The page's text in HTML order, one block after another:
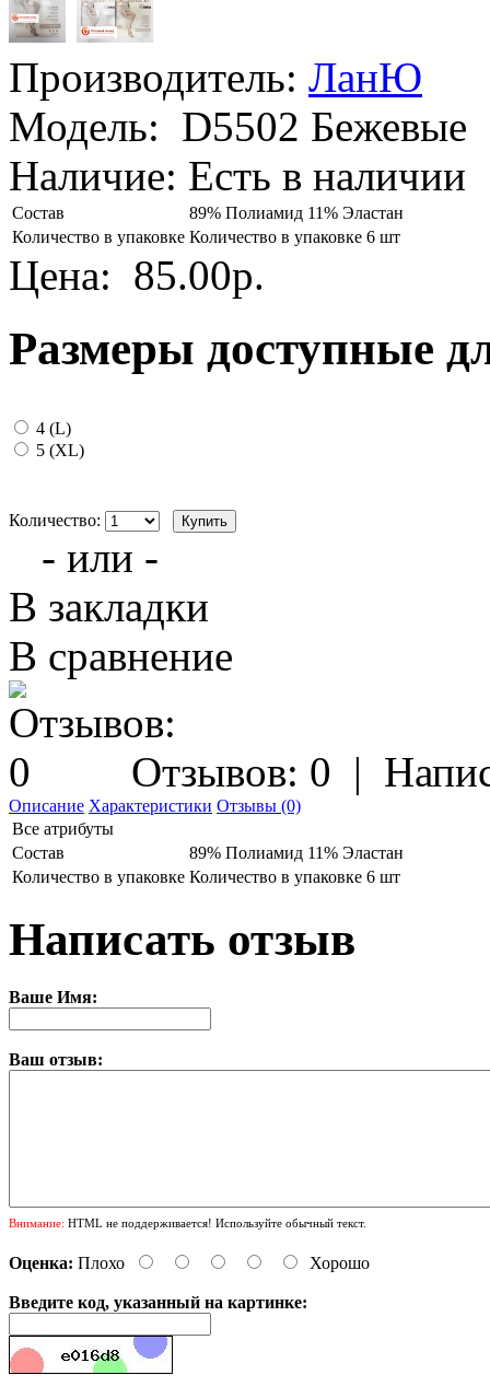
Производитель: ЛанЮ
Модель: D5502 Бежевые
Наличие: Есть в наличии
Состав
89% Полиамид 11% Эластан
Количество в упаковке Количество в упаковке 6 шт
Цена: 85.00р.
Размеры доступные
4 (L)
5 (XL)
Количество:
- или -
В закладки
В сравнение
Отзывов: 0 |
Описание Характеристики Отзывы (0)
Все атрибуты
Состав
89% Полиамид 11% Эластан
Количество в упаковке Количество в упаковке 6 шт
Написать отзыв
Ваше Имя:
Ваш отзыв:
Внимание: HTML не поддерживается! Используйте обычный текст.
Оценка: Плохо Хорошо
Введите код, указанный на картинке: